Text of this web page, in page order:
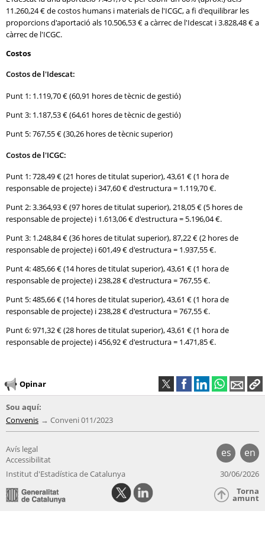
11.260,24 € de costos humans i materials de l'ICGC, a fi d'equilibrar les
proporcions d'aportació als 10.506,53 € a càrrec de l'Idescat i 3.828,48 € a
càrrec de l'ICGC.
Costos
Costos de l'Idescat:
Punt 1: 1.119,70 € (60,91 hores de tècnic de gestió)
Punt 3: 1.187,53 € (64,61 hores de tècnic de gestió)
Punt 5: 767,55 € (30,26 hores de tècnic superior)
Costos de l'ICGC:
Punt 1: 728,49 € (21 hores de titulat superior), 43,61 € (1 hora de
responsable de projecte) i 347,60 € d'estructura = 1.119,70 €.
Punt 2: 3.364,93 € (97 hores de titulat superior), 218,05 € (5 hores de
responsable de projecte) i 1.613,06 € d'estructura = 5.196,04 €.
Punt 3: 1.248,84 € (36 hores de titulat superior), 87,22 € (2 hores de
responsable de projecte) i 601,49 € d'estructura = 1.937,55 €.
Punt 4: 485,66 € (14 hores de titulat superior), 43,61 € (1 hora de
responsable de projecte) i 238,28 € d'estructura = 767,55 €.
Punt 5: 485,66 € (14 hores de titulat superior), 43,61 € (1 hora de
responsable de projecte) i 238,28 € d'estructura = 767,55 €.
Punt 6: 971,32 € (28 hores de titulat superior), 43,61 € (1 hora de
responsable de projecte) i 456,92 € d'estructura = 1.471,85 €.
Opinar
Sou aquí:
Convenis
Conveni 011/2023
es en
Avís legal
Accessibilitat
Institut d'Estadística de Catalunya
30/06/2026
Torna
amunt